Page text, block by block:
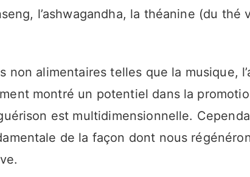
l’ashwagandha, la théanine (du thé
non alimentaires telles que la musique,
montré un potentiel dans la
est multidimensionnelle.
de la façon dont nous